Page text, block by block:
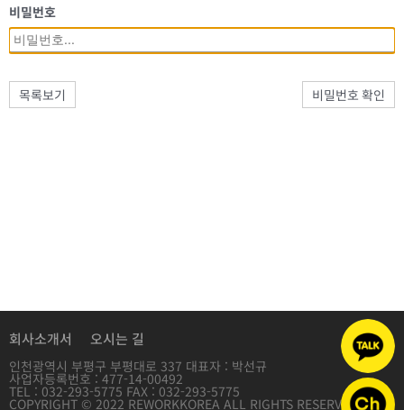
비밀번호
목록보기 비밀번호 확인
회사소개서 오시는 길
인천광역시 부평구 부평대로 337 대표자 : 박선규
사업자등록번호 : 477-14-00492
TEL : 032-293-5775 FAX : 032-293-5775
COPYRIGHT © 2022 REWORKKOREA ALL RIGHTS RESERVED